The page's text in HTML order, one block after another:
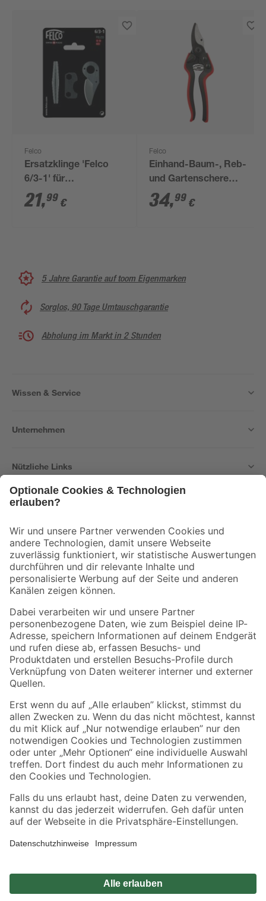
Felco
Ersatzklinge 'Felco
6/3-1' für
Gartenschere
21,99 €
Felco
Einhand-Baum-, Reb-
und Gartenschere
'Felco 160 S' Bypass
34,99 €
5 Jahre Garantie auf toom Eigenmarken
Sorglos, 90 Tage Umtauschgarantie
Abholung im Markt in 2 Stunden
Wissen & Service
Unternehmen
Nützliche Links
Der toom Newsletter: Keine Angebote und Aktionen mehr verpassen!
Zur Newsletter Anmeldung
Folge uns
Zahlungsarten Versandarten
Sicher einkaufen
Jetzt die toom-App herunterladen
Alle Preisangaben in EUR inkl. gesetzl. MwSt.. Die dargestellten Angebote sind unter
Umständen nicht in allen Märkten verfügbar. Die angegebenen Verfügbarkeiten beziehen
Produkte nur solange der Vorrat reicht.
*Paketversand ab 59 € versandkostenfrei, gilt nicht für Artikel mit Speditionsversand, hier
Privatsphäre Impressum
Nutzungsbedingungen
Widerrufsrecht Vertrag widerrufen